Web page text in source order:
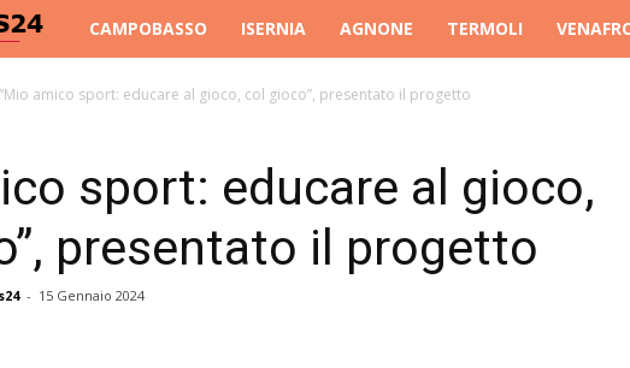
Molise
News
CAMPOBASSO ISERNIA AGNONE TERMOLI
“Mio amico sport: educare al gioco, col gioco”, presentato il progetto
sport: educare al gioco,
presentato il progetto
- 15 Gennaio 2024